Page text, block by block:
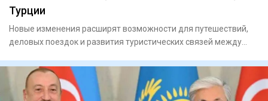
Турции
Новые изменения расширят возможности для путешествий,
деловых поездок и развития туристических связей между